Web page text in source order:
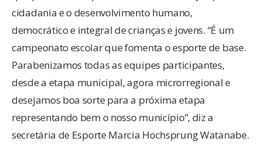
cidadania e o desenvolvimento humano,
democrático e integral de crianças e jovens. “É um
campeonato escolar que fomenta o esporte de base.
Parabenizamos todas as equipes participantes,
desde a etapa municipal, agora microrregional e
desejamos boa sorte para a próxima etapa
representando bem o nosso município”, diz a
secretária de Esporte Marcia Hochsprung Watanabe.